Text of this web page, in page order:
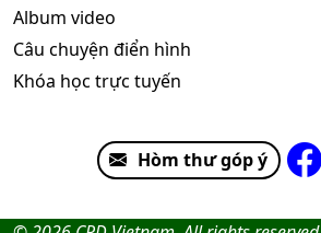
Album video
Câu chuyện điển hình
Khóa học trực tuyến
Hòm thư góp ý